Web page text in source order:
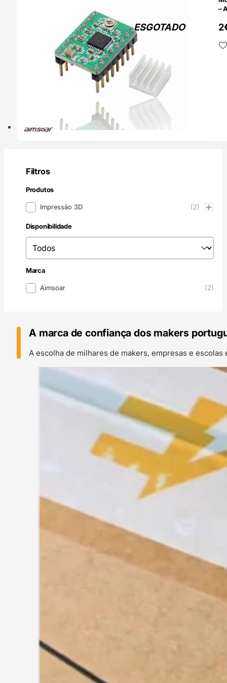
–
2
ESGOTADO
Filtros
Produtos
ProdutosImpressão 3D (2)
Disponibilidade
Disponibilidade
Disponibilidade
Marca
MarcaAimsoar (2)
A marca de confiança dos makers
A escolha de milhares de makers, empresas e escolas